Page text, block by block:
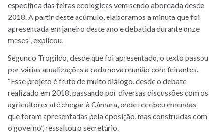
específica das feiras ecológicas vem sendo abordada desde
2018. A partir deste acúmulo, elaboramos a minuta que foi
apresentada em janeiro deste ano e debatida durante onze
meses”, explicou.
Segundo Trogildo, desde que foi apresentado, o texto passou
por várias atualizações a cada nova reunião com feirantes.
“Esse projeto é fruto de muito diálogo, desde o debate
realizado em 2018, passando por diversas discussões com os
agricultores até chegar à Câmara, onde recebeu emendas
que foram apresentadas pela oposição, mas construídas com
o governo”, ressaltou o secretário.